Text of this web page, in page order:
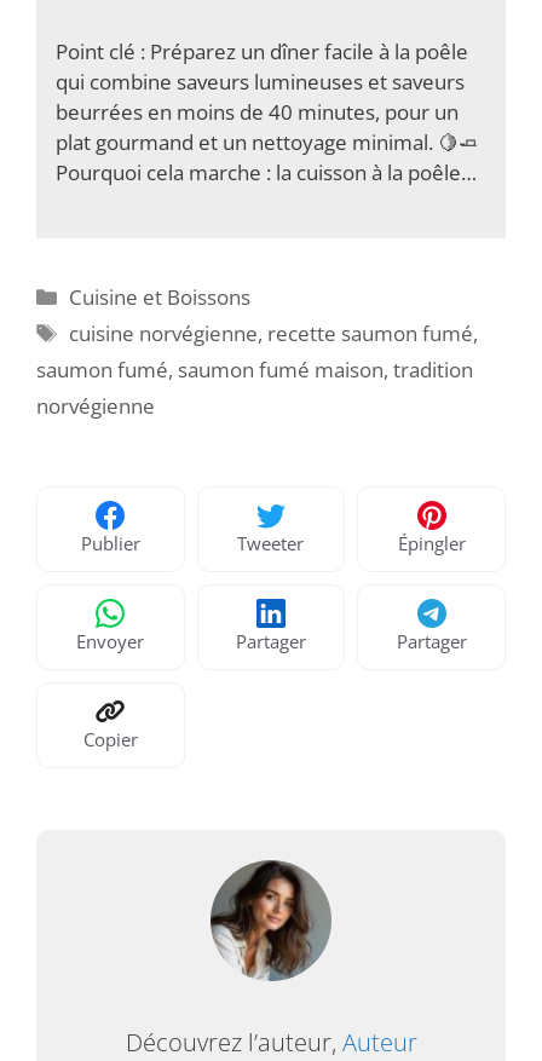
Point clé : Préparez un dîner facile à la poêle
qui combine saveurs lumineuses et saveurs
beurrées en moins de 40 minutes, pour un
plat gourmand et un nettoyage minimal. 🍋🧈
Pourquoi cela marche : la cuisson à la poêle…
Catégories
Cuisine et Boissons
Étiquettes
cuisine norvégienne, recette saumon fumé,
saumon fumé, saumon fumé maison, tradition
norvégienne
Publier Tweeter Épingler
Envoyer Partager Partager
Copier
Découvrez l’auteur, Auteur